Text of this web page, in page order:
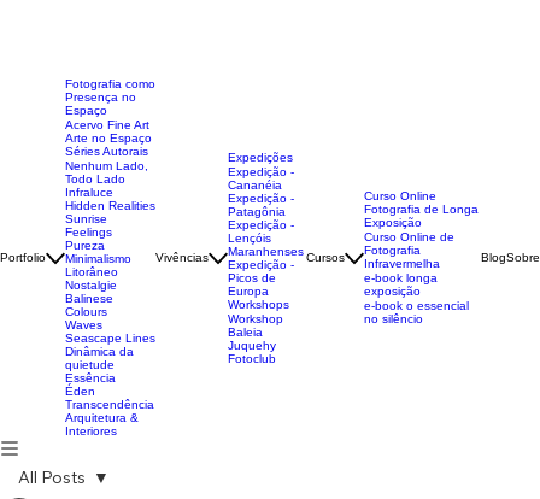
Fotografia como
Presença no
Espaço
Acervo Fine Art
Arte no Espaço
Séries Autorais
Nenhum Lado,
Todo Lado
Infraluce
Hidden Realities
Sunrise
Feelings
Pureza
Minimalismo
Litorâneo
Nostalgie
Balinese
Colours
Waves
Seascape Lines
Dinâmica da
quietude
Essência
Éden
Transcendência
Arquitetura &
Expedições
Expedição -
Cananéia
Expedição -
Patagônia
Expedição -
Lençóis
Maranhenses
Expedição -
Picos de
Europa
Workshops
Workshop
Baleia
Juquehy
Curso Online
Fotografia de Longa
Exposição
Curso Online de
Fotografia
Infravermelha
e-book longa
exposição
e-book o essencial